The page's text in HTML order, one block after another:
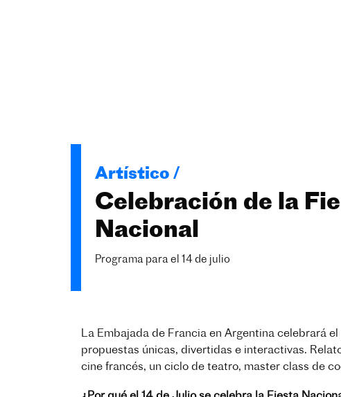
Artístico /
Celebración de la
Nacional
Programa para el 14 de julio
La Embajada de Francia en Argentina celebrará el
propuestas únicas, divertidas e interactivas.
cine francés, un ciclo de teatro, master class de